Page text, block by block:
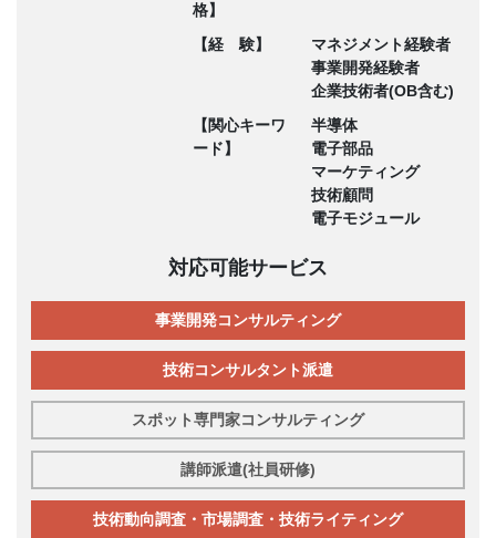
格】
【経 験】
マネジメント経験者
事業開発経験者
企業技術者(OB含む)
【関心キーワ
ード】
半導体
電子部品
マーケティング
技術顧問
電子モジュール
対応可能サービス
事業開発コンサルティング
技術コンサルタント派遣
スポット専門家コンサルティング
講師派遣(社員研修)
技術動向調査・市場調査・技術ライティング